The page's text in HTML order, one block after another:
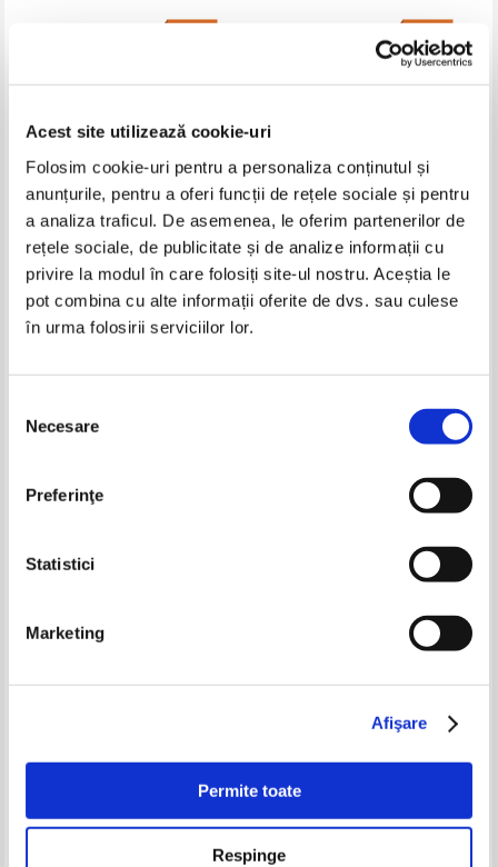
Acest site utilizează cookie-uri
Folosim cookie-uri pentru a personaliza conținutul și
anunțurile, pentru a oferi funcții de rețele sociale și pentru
a analiza traficul. De asemenea, le oferim partenerilor de
rețele sociale, de publicitate și de analize informații cu
privire la modul în care folosiți site-ul nostru. Aceștia le
pot combina cu alte informații oferite de dvs. sau culese
în urma folosirii serviciilor lor.
consimțământului
Necesare
Preferinţe
Statistici
Marketing
Afişare
Permite toate
Respinge
Marele Maestru de Sah Lew
Polugajewski
Pret:43,00Lei 27,95 Lei
Adaugă în coș
Alfredo Tocildo - Su nombre es
Raphael. Breve historia de un
grand artista
Pret:53,00Lei 34,45 Lei
Vasile Stancu - Profesionistii
Pret:50,00Lei 32,50 Lei
Ion Cristofor - Francofonie si
Pret:37,00Lei 24,05 Lei